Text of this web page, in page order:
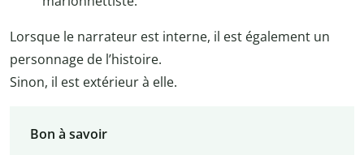
Lorsque le narrateur est interne, il est également un
personnage de l’histoire.
Sinon, il est extérieur à elle.
Bon à savoir